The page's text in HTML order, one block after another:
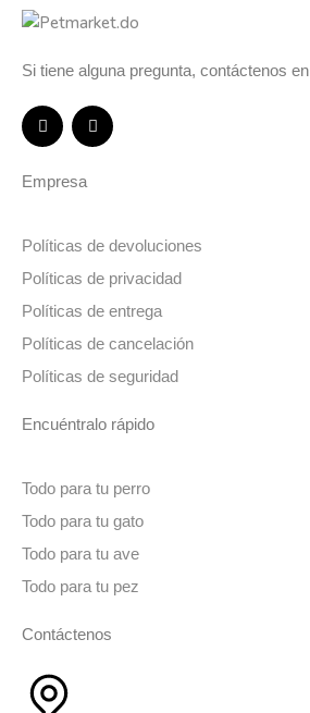
Si tiene alguna pregunta, contáctenos en
Empresa
Políticas de devoluciones
Políticas de privacidad
Políticas de entrega
Políticas de cancelación
Políticas de seguridad
Encuéntralo rápido
Todo para tu perro
Todo para tu gato
Todo para tu ave
Todo para tu pez
Contáctenos